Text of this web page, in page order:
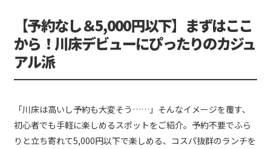
【予約なし＆5,000円以下】まずはここ
から！川床デビューにぴったりのカジュ
アル派
「川床は高いし予約も大変そう……」そんなイメージを覆す、
初心者でも手軽に楽しめるスポットをご紹介。予約不要でふら
りと立ち寄れて5,000円以下で楽しめる、コスパ抜群のランチを